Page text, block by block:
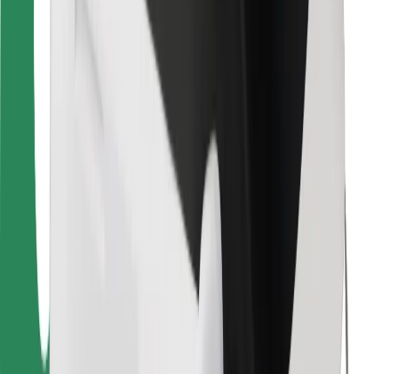
Für Flottenbesitzer:innen
Für Restaurants
Bolt for Business
Allgemeine Geschäftsbedingungen
In wenigen Minuten zu deiner Fahrt!
Bolt App herunterladen